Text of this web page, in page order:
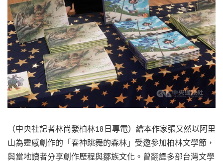
（中央社記者林尚縈柏林18日專電）繪本作家張又然以阿里
山為靈感創作的「春神跳舞的森林」受邀參加柏林文學節，
與當地讀者分享創作歷程與鄒族文化。曾翻譯多部台灣文學